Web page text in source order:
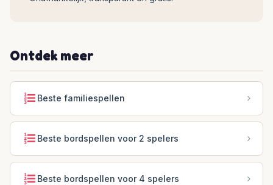
Ontdek meer
Beste familiespellen
Beste bordspellen voor 2 spelers
Beste bordspellen voor 4 spelers